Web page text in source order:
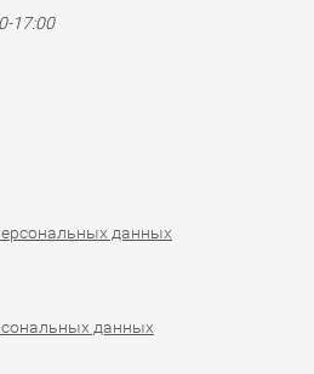
17:00
данных
данных